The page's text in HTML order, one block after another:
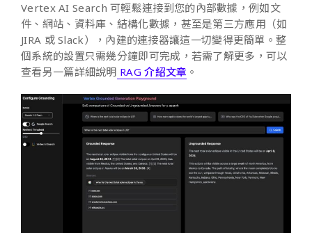
Vertex AI Search 可輕鬆連接到您的內部數據，例如文
件、網站、資料庫、結構化數據，甚至是第三方應用（如
JIRA 或 Slack），內建的連接器讓這一切變得更簡單。整
個系統的設置只需幾分鐘即可完成，若需了解更多，可以
查看另一篇詳細說明 RAG 介紹文章 。